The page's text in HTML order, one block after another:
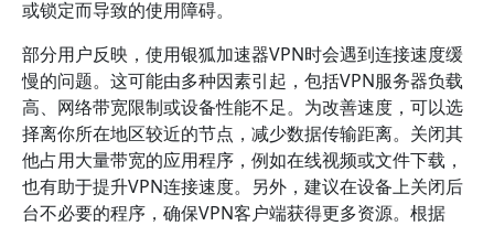
或锁定而导致的使用障碍。
部分用户反映，使用银狐加速器VPN时会遇到连接速度缓
慢的问题。这可能由多种因素引起，包括VPN服务器负载
高、网络带宽限制或设备性能不足。为改善速度，可以选
择离你所在地区较近的节点，减少数据传输距离。关闭其
他占用大量带宽的应用程序，例如在线视频或文件下载，
也有助于提升VPN连接速度。另外，建议在设备上关闭后
台不必要的程序，确保VPN客户端获得更多资源。根据